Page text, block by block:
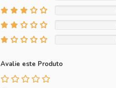
Avalie este Produto